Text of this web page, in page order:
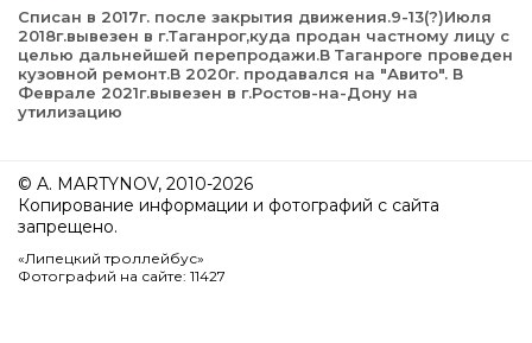
Списан в 2017г. после закрытия движения.9-13(?)Июля
2018г.вывезен в г.Таганрог,куда продан частному лицу с
целью дальнейшей перепродажи.В Таганроге проведен
кузовной ремонт.В 2020г. продавался на "Авито". В
Феврале 2021г.вывезен в г.Ростов-на-Дону на
утилизацию
© A. MARTYNOV, 2010-2026
Копирование информации и фотографий с сайта
запрещено.
«Липецкий троллейбус»
Фотографий на сайте: 11427